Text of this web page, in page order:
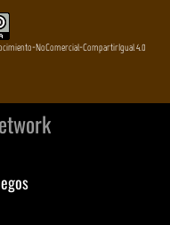
NoComercial-CompartirIgual 4.0